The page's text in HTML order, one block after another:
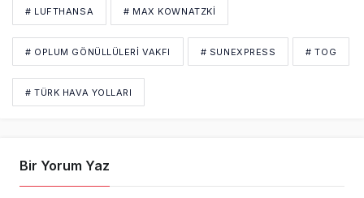
# LUFTHANSA # MAX KOWNATZKI
# OPLUM GÖNÜLLÜLERI VAKFI # SUNEXPRESS # TOG
# TÜRK HAVA YOLLARI
Bir Yorum Yaz